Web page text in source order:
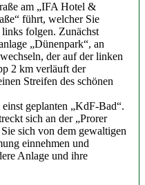
am „IFA Hotel &
führt, welcher Sie
folgen. Zunächst
„Dünenpark“, an
der auf der linken
2 km verläuft der
Streifen des schönen
geplanten „KdF-Bad“.
sich an der „Prorer
sich von dem gewaltigen
einnehmen und
Anlage und ihre